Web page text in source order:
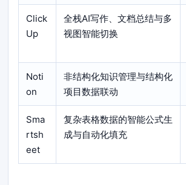
Click
Up
全栈AI写作、文档总结与多
视图智能切换
Noti
on
非结构化知识管理与结构化
项目数据联动
Sma
rtsh
eet
复杂表格数据的智能公式生
成与自动化填充